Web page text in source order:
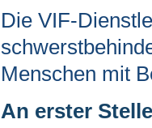
Die VIF-
Menschen mit
An erster